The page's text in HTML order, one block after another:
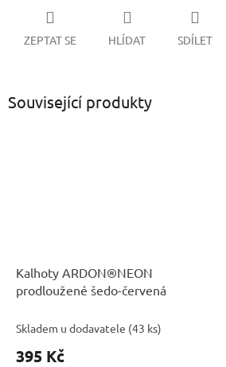
ZEPTAT SE HLÍDAT SDÍLET
Související produkty
Kalhoty ARDON®NEON
prodloužené šedo-červená
Skladem u dodavatele (43 ks)
395 Kč